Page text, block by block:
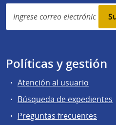
Simplenews
subscription
Políticas y gestión
Atención al usuario
Búsqueda de expedientes
Preguntas frecuentes